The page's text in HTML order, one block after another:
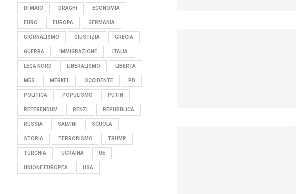
DI MAIO DRAGHI ECONOMIA
EURO EUROPA GERMANIA
GIORNALISMO GIUSTIZIA GRECIA
GUERRA IMMIGRAZIONE ITALIA
LEGA NORD LIBERALISMO LIBERTÀ
M5S MERKEL OCCIDENTE PD
POLITICA POPULISMO PUTIN
REFERENDUM RENZI REPUBBLICA
RUSSIA SALVINI SCUOLA
STORIA TERRORISMO TRUMP
TURCHIA UCRAINA UE
UNIONE EUROPEA USA